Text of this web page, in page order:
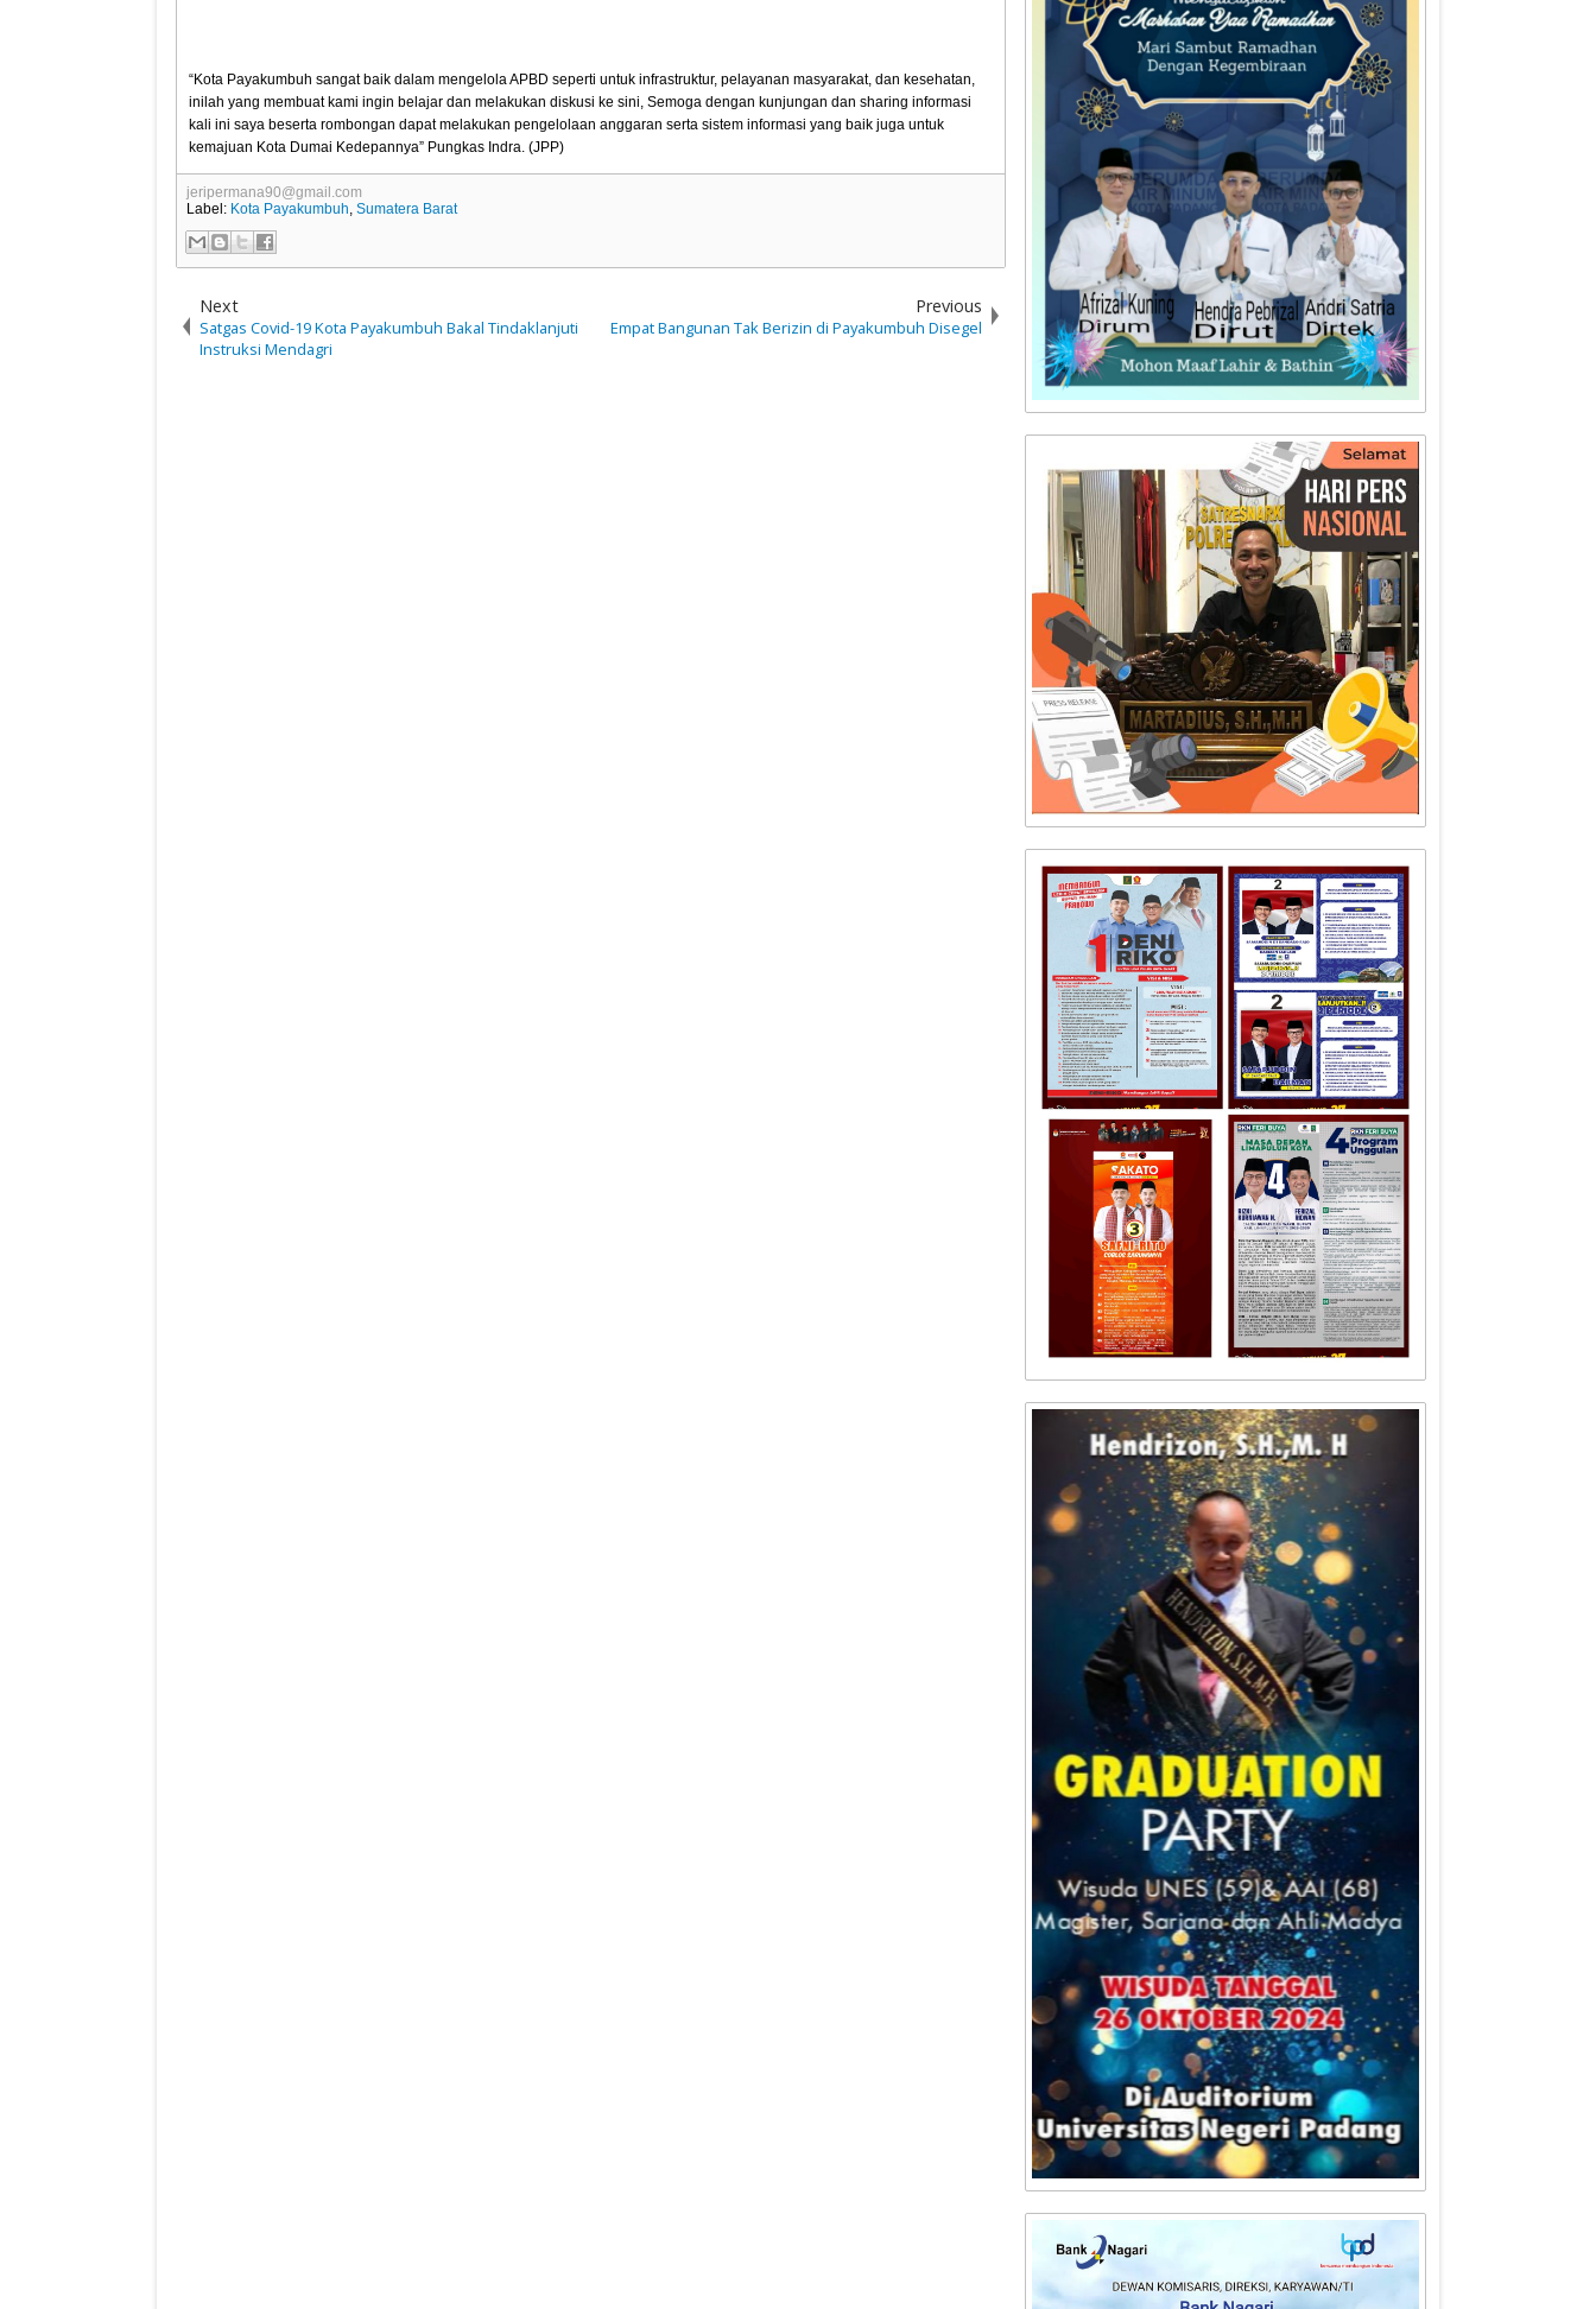
“Kota Payakumbuh sangat baik dalam mengelola APBD seperti untuk infrastruktur, pelayanan masyarakat, dan kesehatan,
inilah yang membuat kami ingin belajar dan melakukan diskusi ke sini, Semoga dengan kunjungan dan sharing informasi
kali ini saya beserta rombongan dapat melakukan pengelolaan anggaran serta sistem informasi yang baik juga untuk
kemajuan Kota Dumai Kedepannya” Pungkas Indra. (JPP)
jeripermana90@gmail.com
Label: Kota Payakumbuh,Sumatera Barat
Next
Satgas Covid-19 Kota Payakumbuh Bakal Tindaklanjuti
Instruksi Mendagri
Previous
Empat Bangunan Tak Berizin di Payakumbuh Disegel